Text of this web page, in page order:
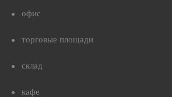
офис
торговые площади
склад
кафе